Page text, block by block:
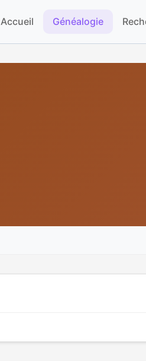
Accueil Généalogie